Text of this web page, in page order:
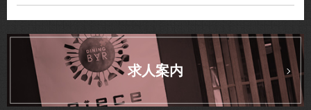
求人案内